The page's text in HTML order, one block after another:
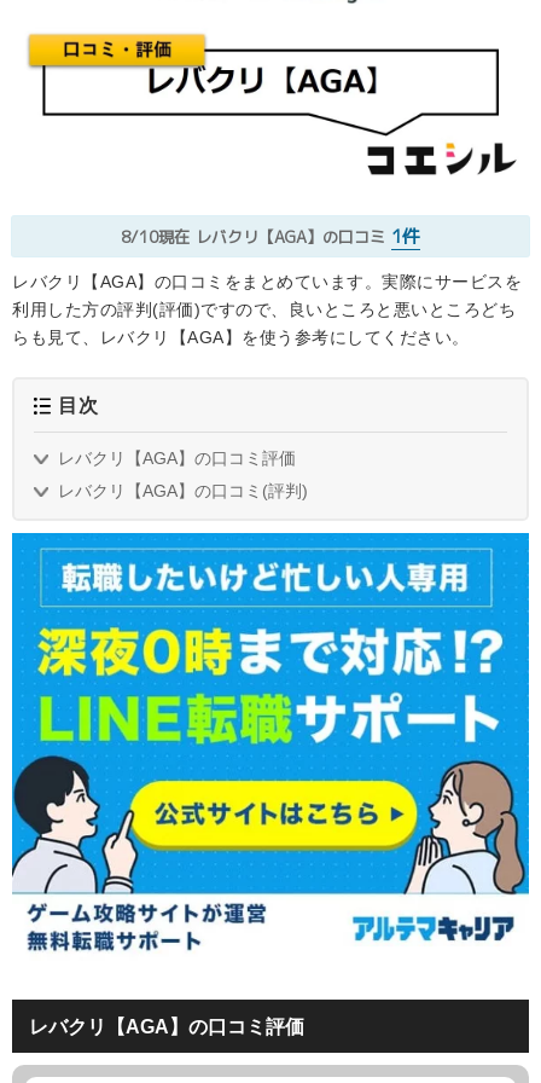
8/10現在 レバクリ【AGA】の口コミ 1件
レバクリ【AGA】の口コミをまとめています。実際にサービスを
利用した方の評判(評価)ですので、良いところと悪いところどち
らも見て、レバクリ【AGA】を使う参考にしてください。
目次
レバクリ【AGA】の口コミ評価
レバクリ【AGA】の口コミ(評判)
レバクリ【AGA】の口コミ評価